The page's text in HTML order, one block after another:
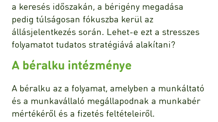
a keresés időszakán, a bérigény megadása
pedig túlságosan fókuszba kerül az
állásjelentkezés során. Lehet-e ezt a stresszes
folyamatot tudatos stratégiává alakítani?
A béralku intézménye
A béralku az a folyamat, amelyben a munkáltató
és a munkavállaló megállapodnak a munkabér
mértékéről és a fizetés feltételeiről.